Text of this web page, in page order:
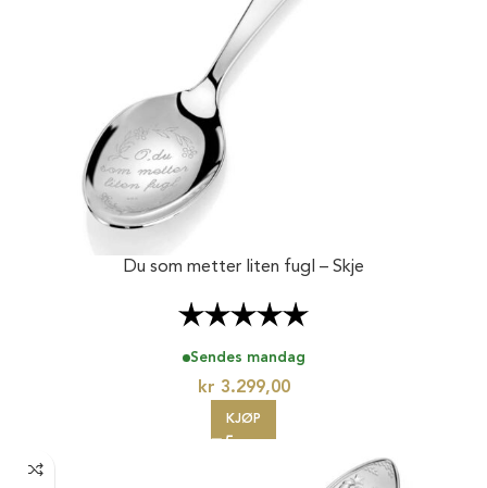
Du som metter liten fugl – Skje
Karakter:
Sendes mandag
kr 3.299,00
KJØP